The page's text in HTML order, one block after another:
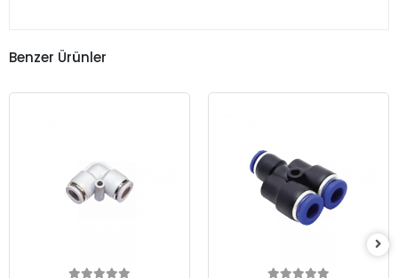
Benzer Ürünler